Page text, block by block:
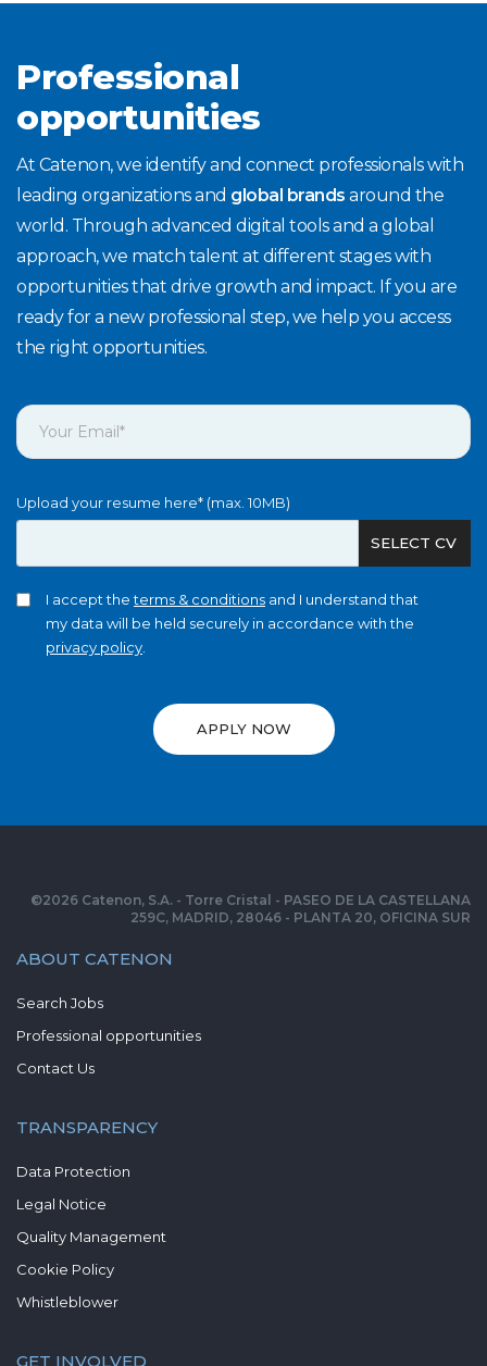
Professional
opportunities
At Catenon, we identify and connect professionals with
leading organizations and global brands around the
world. Through advanced digital tools and a global
approach, we match talent at different stages with
opportunities that drive growth and impact. If you are
ready for a new professional step, we help you access
the right opportunities.
Upload your resume here* (max. 10MB)
SELECT CV
I accept theterms & conditions and I understand that
my data will be held securely in accordance with the
privacy policy
APPLY NOW
ABOUT CATENON
Search Jobs
Professional opportunities
Contact Us
TRANSPARENCY
Data Protection
Legal Notice
Quality Management
Cookie Policy
Whistleblower
GET INVOLVED
©2026 Catenon, S.A. - Torre Cristal - PASEO DE LA CASTELLANA
259C, MADRID, 28046 - PLANTA 20, OFICINA SUR